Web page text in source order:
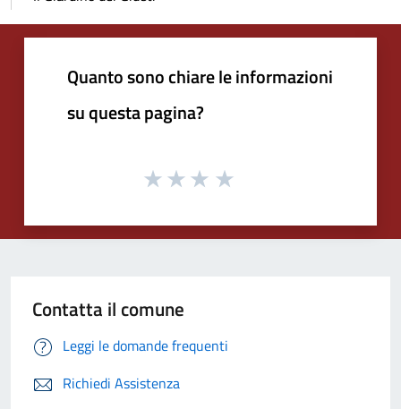
Quanto sono chiare le informazioni
su questa pagina?
Contatta il comune
Leggi le domande frequenti
Richiedi Assistenza